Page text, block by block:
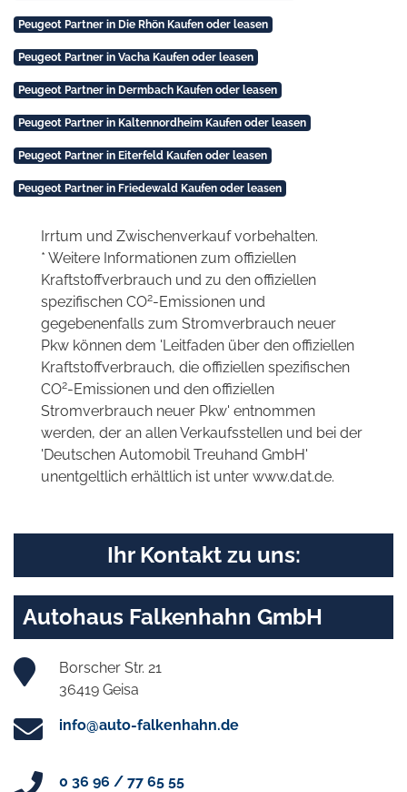
Peugeot Partner in Die Rhön Kaufen oder leasen
Peugeot Partner in Vacha Kaufen oder leasen
Peugeot Partner in Dermbach Kaufen oder leasen
Peugeot Partner in Kaltennordheim Kaufen oder leasen
Peugeot Partner in Eiterfeld Kaufen oder leasen
Peugeot Partner in Friedewald Kaufen oder leasen
Irrtum und Zwischenverkauf vorbehalten.
* Weitere Informationen zum offiziellen
Kraftstoffverbrauch und zu den offiziellen
spezifischen CO2-Emissionen und
gegebenenfalls zum Stromverbrauch neuer
Pkw können dem 'Leitfaden über den offiziellen
Kraftstoffverbrauch, die offiziellen spezifischen
CO2-Emissionen und den offiziellen
Stromverbrauch neuer Pkw' entnommen
werden, der an allen Verkaufsstellen und bei der
'Deutschen Automobil Treuhand GmbH'
unentgeltlich erhältlich ist unter www.dat.de.
Ihr Kontakt zu uns:
Autohaus Falkenhahn GmbH
Borscher Str. 21
36419 Geisa
info@auto-falkenhahn.de
0 36 96 / 77 65 55